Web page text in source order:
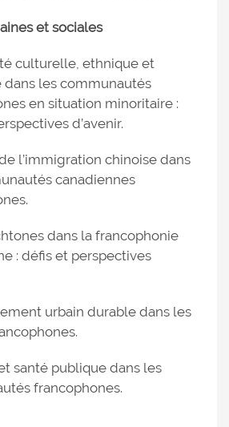
et sociales
culturelle, ethnique et
dans les communautés
en situation minoritaire :
d’avenir.
l’immigration chinoise dans
canadiennes
dans la francophonie
: défis et perspectives
urbain durable dans les
santé publique dans les
francophones.